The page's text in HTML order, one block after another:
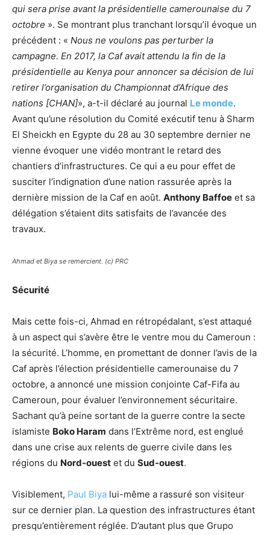
qui sera prise avant la présidentielle camerounaise du 7
octobre ». Se montrant plus tranchant lorsqu’il évoque un
précédent : « Nous ne voulons pas perturber la
campagne. En 2017, la Caf avait attendu la fin de la
présidentielle au Kenya pour annoncer sa décision de lui
retirer l’organisation du Championnat d’Afrique des
nations [CHAN]», a-t-il déclaré au journal Le monde.
Avant qu’une résolution du Comité exécutif tenu à Sharm
El Sheickh en Egypte du 28 au 30 septembre dernier ne
vienne évoquer une vidéo montrant le retard des
chantiers d’infrastructures. Ce qui a eu pour effet de
susciter l’indignation d’une nation rassurée après la
dernière mission de la Caf en août. Anthony Baffoe et sa
délégation s’étaient dits satisfaits de l’avancée des
travaux.
Ahmad et Biya se remercient. (c) PRC
Sécurité
Mais cette fois-ci, Ahmad en rétropédalant, s’est attaqué
à un aspect qui s’avère être le ventre mou du Cameroun :
la sécurité. L’homme, en promettant de donner l’avis de la
Caf après l’élection présidentielle camerounaise du 7
octobre, a annoncé une mission conjointe Caf-Fifa au
Cameroun, pour évaluer l’environnement sécuritaire.
Sachant qu’à peine sortant de la guerre contre la secte
islamiste Boko Haram dans l’Extrême nord, est englué
dans une crise aux relents de guerre civile dans les
régions du Nord-ouest et du Sud-ouest.
Visiblement, Paul Biya lui-même a rassuré son visiteur
sur ce dernier plan. La question des infrastructures étant
presqu’entièrement réglée. D’autant plus que Grupo